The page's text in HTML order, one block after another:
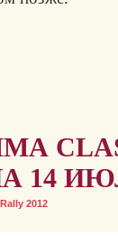
14
2012